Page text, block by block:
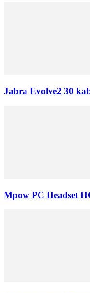
Jabra Evolve2 30
Mpow PC Headset